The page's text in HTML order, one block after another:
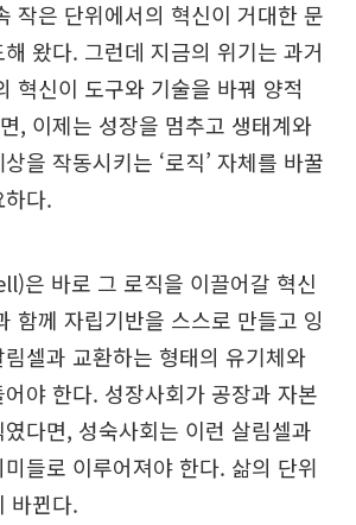
작은 단위에서의 혁신이 거대한 문
왔다. 그런데 지금의 위기는 과거
혁신이 도구와 기술을 바꿔 양적
, 이제는 성장을 멈추고 생태계와
을 작동시키는 ‘로직’ 자체를 바꿀
다.
은 바로 그 로직을 이끌어갈 혁신
함께 자립기반을 스스로 만들고 잉
셀과 교환하는 형태의 유기체와
야 한다. 성장사회가 공장과 자본
다면, 성숙사회는 이런 살림셀과
들로 이루어져야 한다. 삶의 단위
바뀐다.